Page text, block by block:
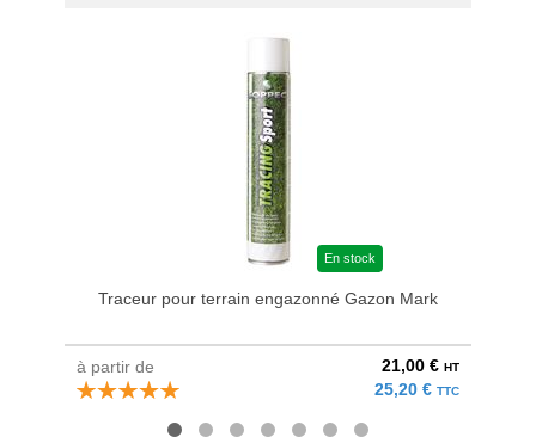
En stock
Traceur pour terrain engazonné Gazon Mark
à partir de 21,00 € HT
25,20 € TTC